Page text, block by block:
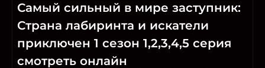
Самый сильный в мире заступник:
Страна лабиринта и искатели
приключен 1 сезон 1,2,3,4,5 серия
смотреть онлайн